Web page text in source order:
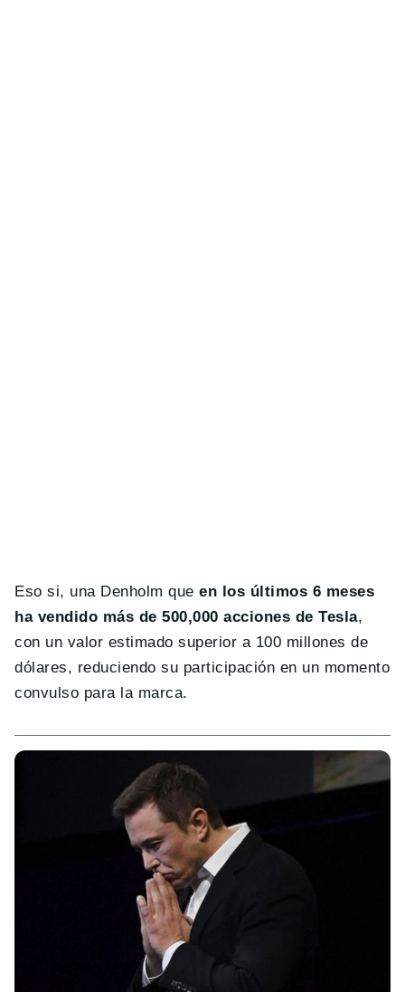
Eso si, una Denholm queen los últimos 6 meses
ha vendido más de 500,000 acciones de Tesla,
con un valor estimado superior a 100 millones de
dólares, reduciendo su participación en un momento
convulso para la marca.